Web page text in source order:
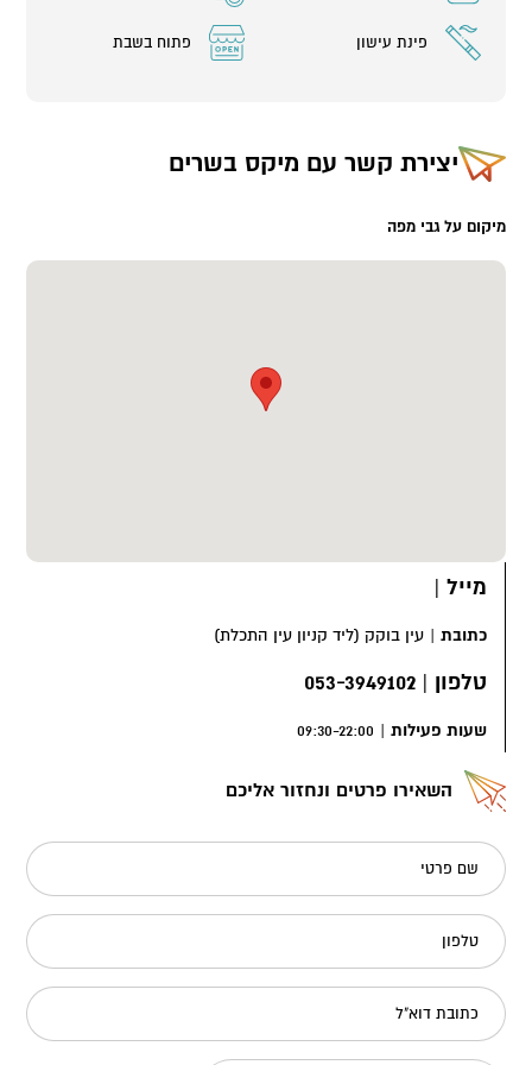
פינת עישון פתוח בשבת
יצירת קשר עם מיקס בשרים
מיקום על גבי מפה
מייל |
כתובת | עין בוקק (ליד קניון עין התכלת)
טלפון |
053-3949102
שעות פעילות |
09:30-22:00
השאירו פרטים ונחזור אליכם
שם פרטי
טלפון
כתובת דוא"ל